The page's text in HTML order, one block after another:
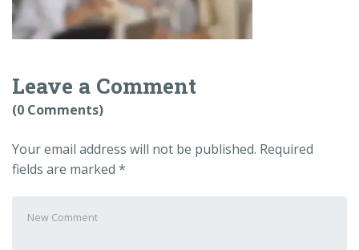
Leave a Comment
(0 Comments)
Your email address will not be published. Required
fields are marked *
comment*